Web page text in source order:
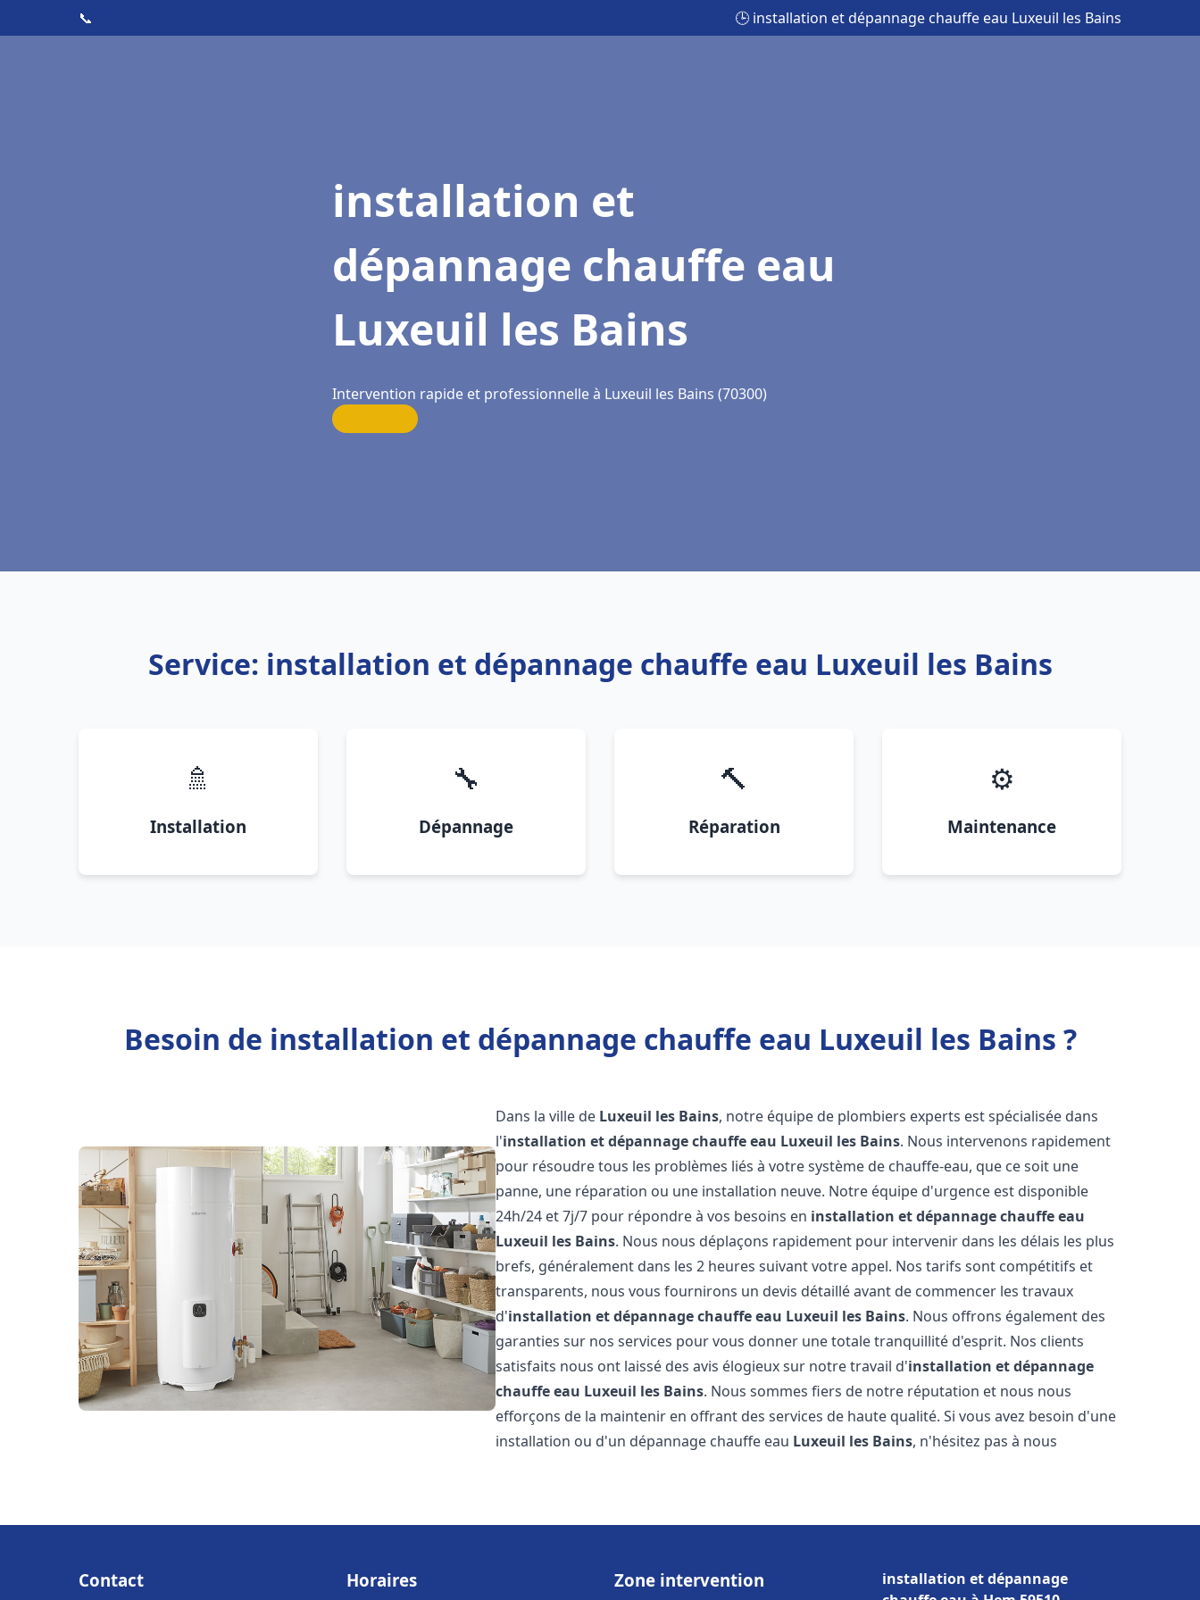
📞 🕒 installation et dépannage chauffe eau Luxeuil les Bains
installation et
dépannage chauffe eau
Luxeuil les Bains
Intervention rapide et professionnelle à Luxeuil les Bains (70300)
Service: installation et dépannage chauffe eau Luxeuil les Bains
🚿
Installation
🔧
Dépannage
🔨
Réparation
⚙️
Maintenance
Besoin de installation et dépannage chauffe eau Luxeuil les Bains ?
Dans la ville de Luxeuil les Bains, notre équipe de plombiers experts est spécialisée dans
l'installation et dépannage chauffe eau Luxeuil les Bains. Nous intervenons rapidement
pour résoudre tous les problèmes liés à votre système de chauffe-eau, que ce soit une
panne, une réparation ou une installation neuve. Notre équipe d'urgence est disponible
24h/24 et 7j/7 pour répondre à vos besoins en installation et dépannage chauffe eau
Luxeuil les Bains. Nous nous déplaçons rapidement pour intervenir dans les délais les plus
brefs, généralement dans les 2 heures suivant votre appel. Nos tarifs sont compétitifs et
transparents, nous vous fournirons un devis détaillé avant de commencer les travaux
d'installation et dépannage chauffe eau Luxeuil les Bains. Nous offrons également des
garanties sur nos services pour vous donner une totale tranquillité d'esprit. Nos clients
satisfaits nous ont laissé des avis élogieux sur notre travail d'installation et dépannage
chauffe eau Luxeuil les Bains. Nous sommes fiers de notre réputation et nous nous
efforçons de la maintenir en offrant des services de haute qualité. Si vous avez besoin d'une
installation ou d'un dépannage chauffe eau Luxeuil les Bains, n'hésitez pas à nous
Contact Horaires Zone intervention
installation et dépannage